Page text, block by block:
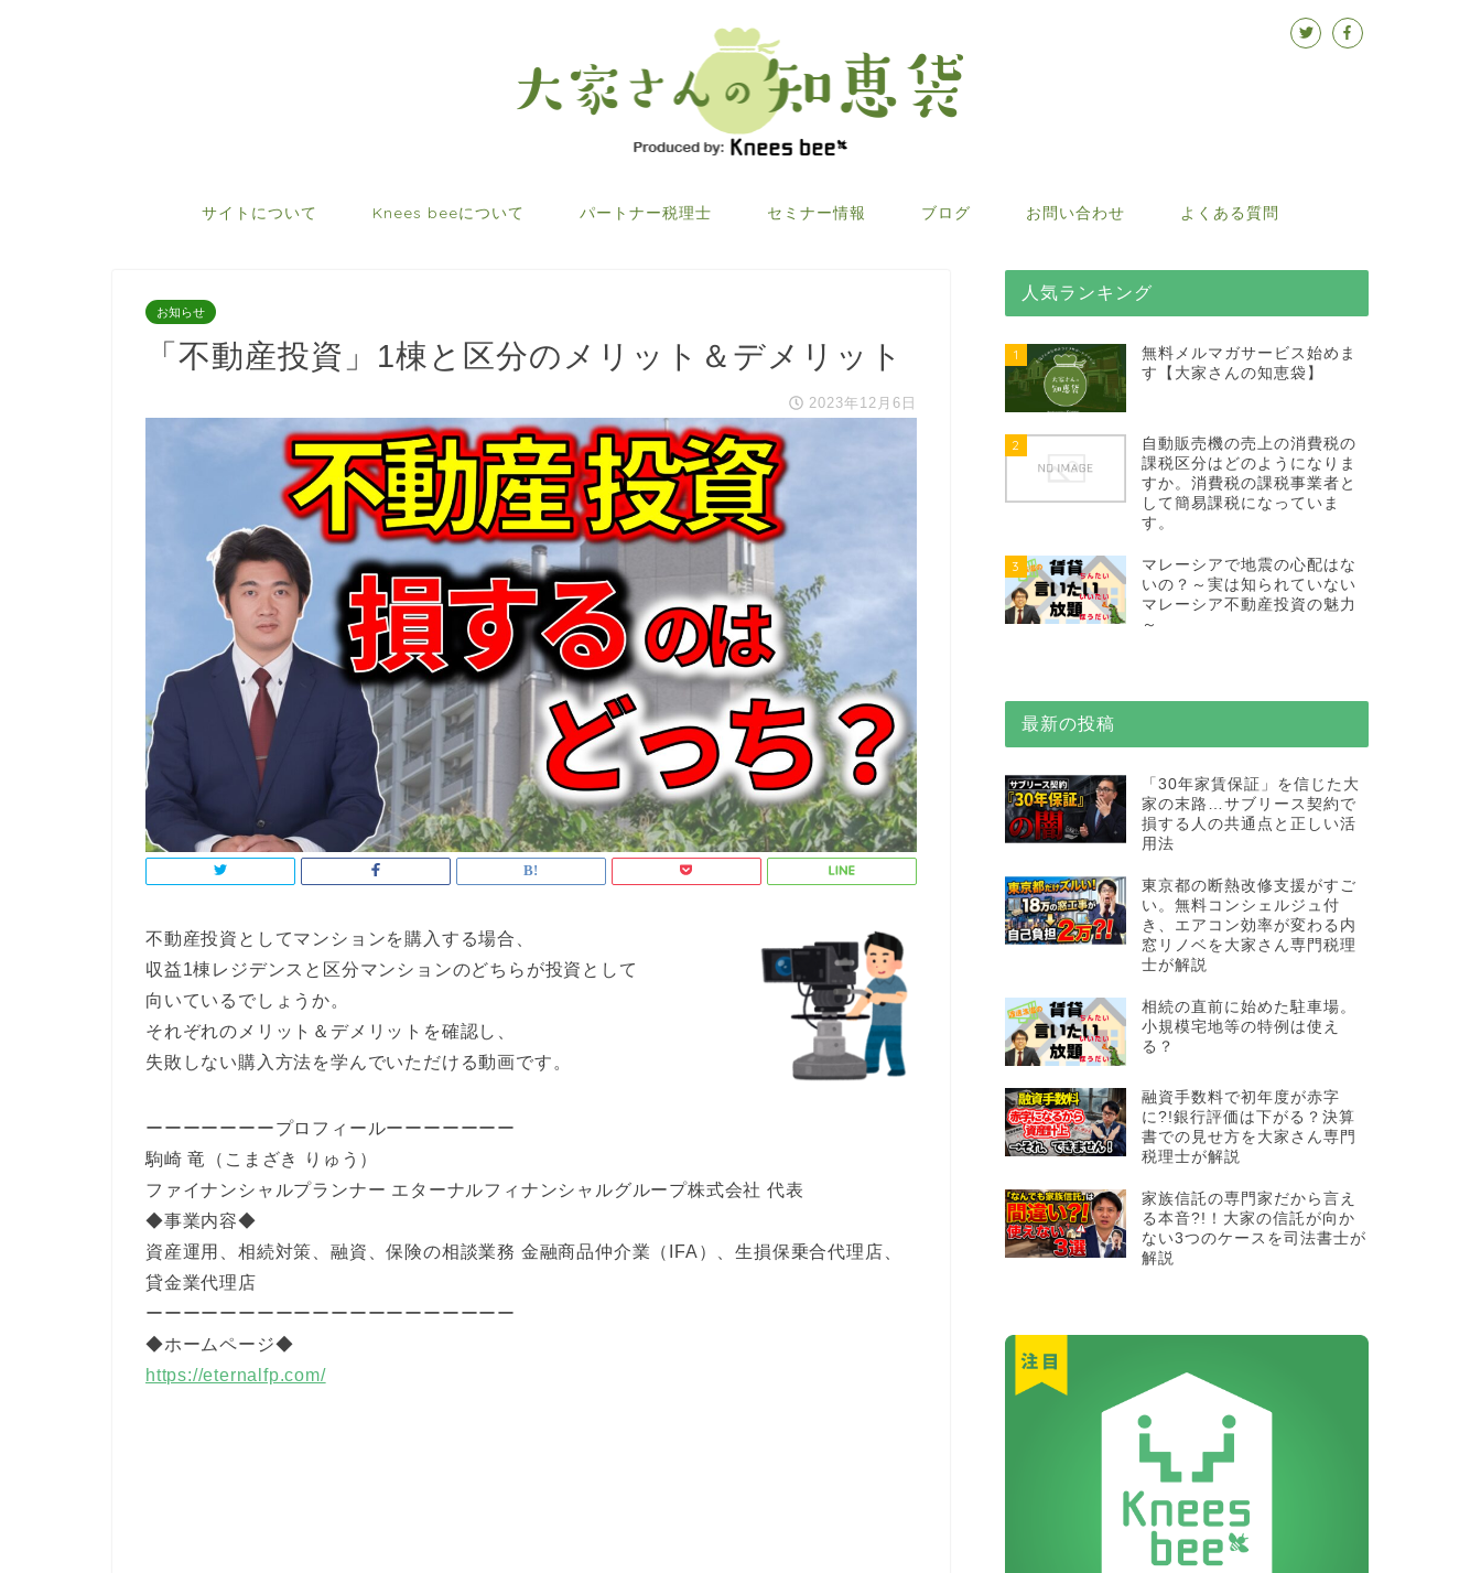
サイトについて Knees beeについて パートナー税理士 セミナー情報 ブログ お問い合わせ よくある質問
お知らせ
「不動産投資」1棟と区分のメリット＆デメリット
2023年12月6日
不動産投資としてマンションを購入する場合、
収益1棟レジデンスと区分マンションのどちらが投資として
向いているでしょうか。
それぞれのメリット＆デメリットを確認し、
失敗しない購入方法を学んでいただける動画です。
ーーーーーーープロフィールーーーーーーー
駒崎 竜（こまざき りゅう）
ファイナンシャルプランナー エターナルフィナンシャルグループ株式会社 代表
◆事業内容◆
資産運用、相続対策、融資、保険の相談業務 金融商品仲介業（IFA）、生損保乗合代理店、
貸金業代理店
ーーーーーーーーーーーーーーーーーーーー
◆ホームページ◆
https://eternalfp.com/
人気ランキング
1
無料メルマガサービス始めま
す【大家さんの知恵袋】
2
自動販売機の売上の消費税の
課税区分はどのようになりま
すか。消費税の課税事業者と
して簡易課税になっていま
す。
3
マレーシアで地震の心配はな
いの？～実は知られていない
マレーシア不動産投資の魅力
～
最新の投稿
「30年家賃保証」を信じた大
家の末路…サブリース契約で
損する人の共通点と正しい活
用法
東京都の断熱改修支援がすご
い。無料コンシェルジュ付
き、エアコン効率が変わる内
窓リノベを大家さん専門税理
士が解説
相続の直前に始めた駐車場。
小規模宅地等の特例は使え
る？
融資手数料で初年度が赤字
に?!銀行評価は下がる？決算
書での見せ方を大家さん専門
税理士が解説
家族信託の専門家だから言え
る本音?!！大家の信託が向か
ない3つのケースを司法書士が
解説